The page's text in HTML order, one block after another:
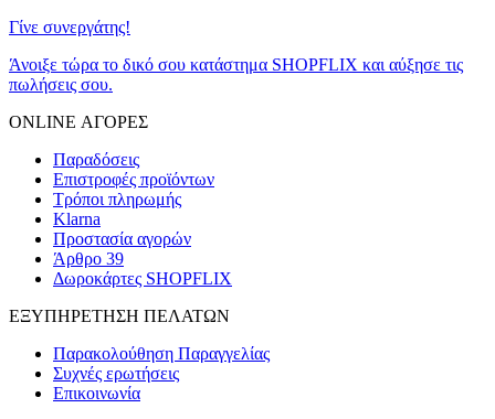
Γίνε συνεργάτης!
Άνοιξε τώρα το δικό σου κατάστημα SHOPFLIX και αύξησε τις
πωλήσεις σου.
ONLINE ΑΓΟΡΕΣ
Παραδόσεις
Επιστροφές προϊόντων
Τρόποι πληρωμής
Klarna
Προστασία αγορών
Άρθρο 39
Δωροκάρτες SHOPFLIX
ΕΞΥΠΗΡΕΤΗΣΗ ΠΕΛΑΤΩΝ
Παρακολούθηση Παραγγελίας
Συχνές ερωτήσεις
Επικοινωνία